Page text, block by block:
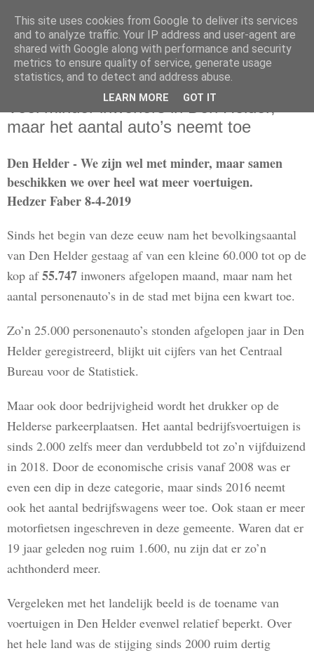
maandag 8 april 2019
Veel minder inwoners in Den Helder,
maar het aantal auto’s neemt toe
Den Helder - We zijn wel met minder, maar samen
beschikken we over heel wat meer voertuigen.
Hedzer Faber 8-4-2019
Sinds het begin van deze eeuw nam het bevolkingsaantal
van Den Helder gestaag af van een kleine 60.000 tot op de
kop af55.747 inwoners afgelopen maand, maar nam het
aantal personenauto’s in de stad met bijna een kwart toe.
Zo’n 25.000 personenauto’s stonden afgelopen jaar in Den
Helder geregistreerd, blijkt uit cijfers van het Centraal
Bureau voor de Statistiek.
Maar ook door bedrijvigheid wordt het drukker op de
Helderse parkeerplaatsen. Het aantal bedrijfsvoertuigen is
sinds 2.000 zelfs meer dan verdubbeld tot zo’n vijfduizend
in 2018. Door de economische crisis vanaf 2008 was er
even een dip in deze categorie, maar sinds 2016 neemt
ook het aantal bedrijfswagens weer toe. Ook staan er meer
motorfietsen ingeschreven in deze gemeente. Waren dat er
19 jaar geleden nog ruim 1.600, nu zijn dat er zo’n
achthonderd meer.
Vergeleken met het landelijk beeld is de toename van
voertuigen in Den Helder evenwel relatief beperkt. Over
het hele land was de stijging sinds 2000 ruim dertig
This site uses cookies from Google to deliver its services
and to analyze traffic. Your IP address and user-agent are
shared with Google along with performance and security
metrics to ensure quality of service, generate usage
statistics, and to detect and address abuse.
LEARN MORE GOT IT